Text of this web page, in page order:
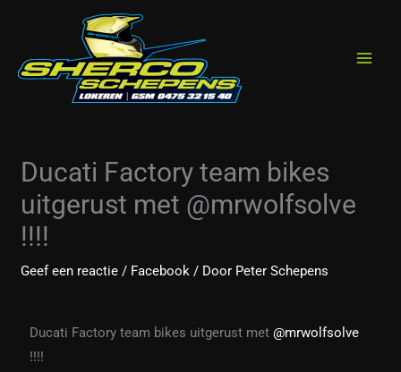
inhoud
Ducati Factory team bikes
uitgerust met @mrwolfsolve
!!!!
Geef een reactie / Facebook / Door Peter Schepens
Ducati Factory team bikes uitgerust met@mrwolfsolve
!!!!